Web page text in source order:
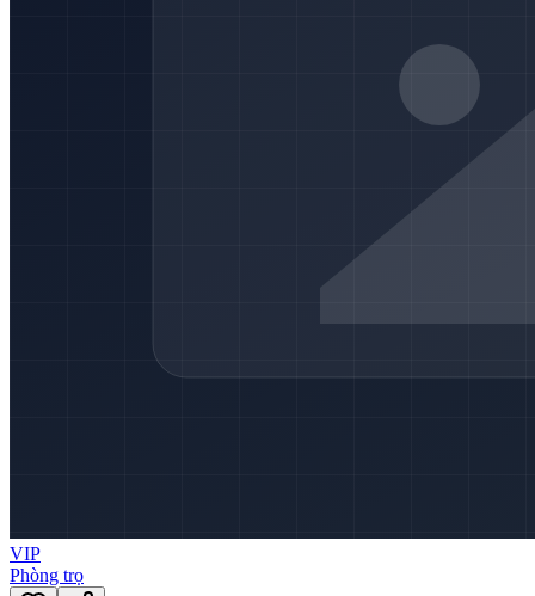
VIP
Phòng trọ